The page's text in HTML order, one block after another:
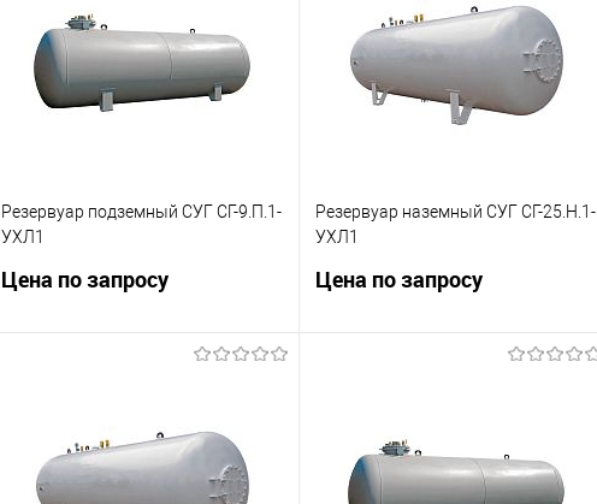
Резервуар подземный СУГ СГ-9.П.1-
УХЛ1
Цена по запросу
Запросить цену
Купить в 1 клик
Сравнить
Резервуар наземный СУГ СГ-25.Н.1-
УХЛ1
Цена по запросу
Купить в 1 клик
Сравнить